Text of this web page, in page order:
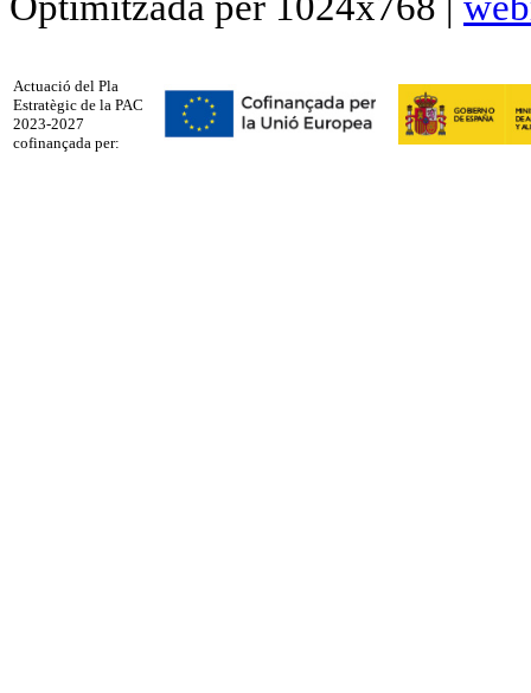
Actuació del Pla
Estratègic de la PAC
2023-2027
cofinançada per: